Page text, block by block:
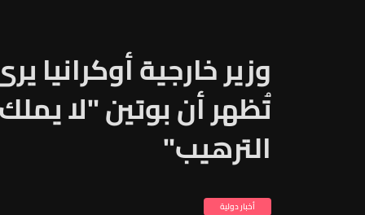
وزير خارجية أوكرانيا
تُظهر أن بوتين "لا
الترهيب"
أخبار دولية